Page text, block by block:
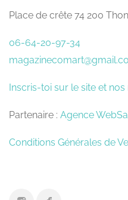
Place de crête 74 200
06-64-20-97-34
Inscris-toi sur le site et
Partenaire : Agence
Conditions Générales de